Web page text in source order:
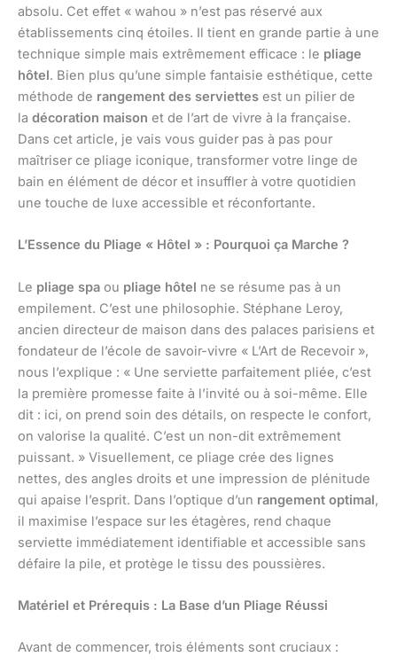
absolu. Cet effet « wahou » n’est pas réservé aux
établissements cinq étoiles. Il tient en grande partie à une
technique simple mais extrêmement efficace : le pliage
hôtel. Bien plus qu’une simple fantaisie esthétique, cette
méthode de rangement des serviettes est un pilier de
la décoration maison et de l’art de vivre à la française.
Dans cet article, je vais vous guider pas à pas pour
maîtriser ce pliage iconique, transformer votre linge de
bain en élément de décor et insuffler à votre quotidien
une touche de luxe accessible et réconfortante.
L’Essence du Pliage « Hôtel » : Pourquoi ça Marche ?
Le pliage spa ou pliage hôtel ne se résume pas à un
empilement. C’est une philosophie. Stéphane Leroy,
ancien directeur de maison dans des palaces parisiens et
fondateur de l’école de savoir-vivre « L’Art de Recevoir »,
nous l’explique : « Une serviette parfaitement pliée, c’est
la première promesse faite à l’invité ou à soi-même. Elle
dit : ici, on prend soin des détails, on respecte le confort,
on valorise la qualité. C’est un non-dit extrêmement
puissant. » Visuellement, ce pliage crée des lignes
nettes, des angles droits et une impression de plénitude
qui apaise l’esprit. Dans l’optique d’un rangement optimal,
il maximise l’espace sur les étagères, rend chaque
serviette immédiatement identifiable et accessible sans
défaire la pile, et protège le tissu des poussières.
Matériel et Prérequis : La Base d’un Pliage Réussi
Avant de commencer, trois éléments sont cruciaux :